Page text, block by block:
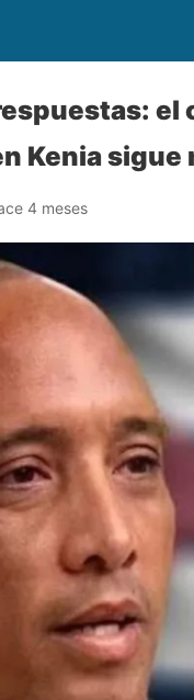
el
Kenia
4 meses